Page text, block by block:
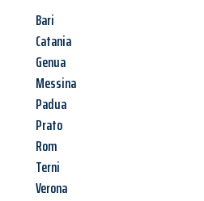
Bari
Catania
Genua
Messina
Padua
Prato
Rom
Terni
Verona